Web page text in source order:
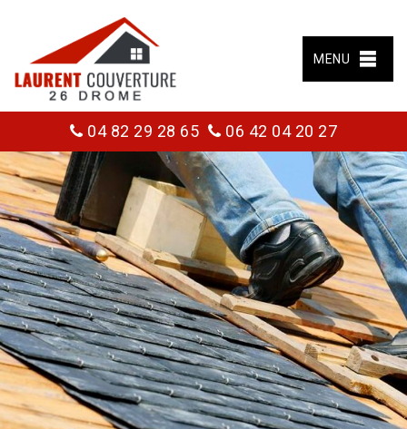
MENU
04 82 29 28 65 06 42 04 20 27